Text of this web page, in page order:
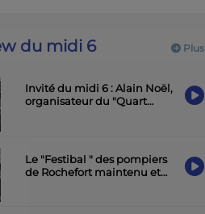
Plus
du midi 6
Invité du midi 6 : Alain Noël,
organisateur du "Quart
Le "Festibal " des pompiers
de Rochefort maintenu et